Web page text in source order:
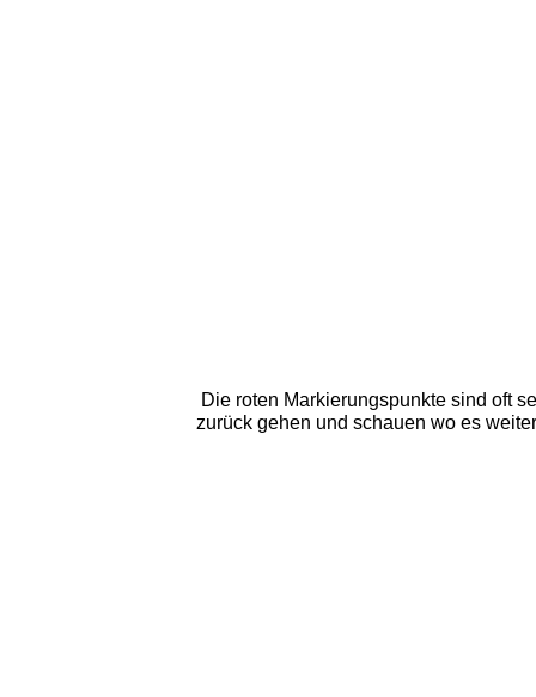
Die roten Markierungspunkte sind oft
zurück gehen und schauen wo es